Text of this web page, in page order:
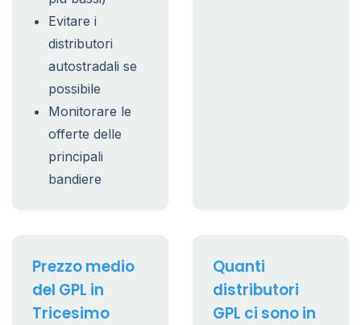
Evitare i
distributori
autostradali se
possibile
Monitorare le
offerte delle
principali
bandiere
Prezzo medio
del GPL in
Tricesimo
Quanti
distributori
GPL ci sono in